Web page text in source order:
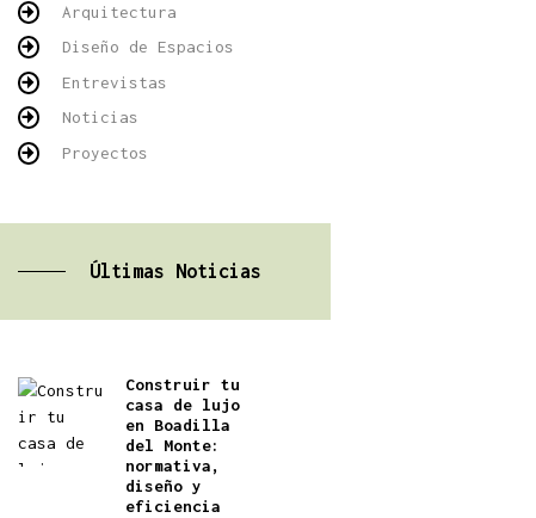
Arquitectura
Diseño de Espacios
Entrevistas
Noticias
Proyectos
Últimas Noticias
Construir tu
casa de lujo
en Boadilla
del Monte:
normativa,
diseño y
eficiencia